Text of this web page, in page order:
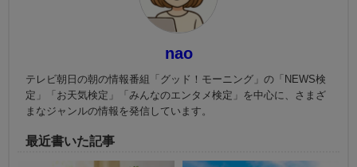
nao
テレビ朝日の朝の情報番組「グッド！モーニング」の「NEWS検
定」「お天気検定」「みんなのエンタメ検定」を中心に、さまざ
まなジャンルの情報を発信しています。
最近書いた記事